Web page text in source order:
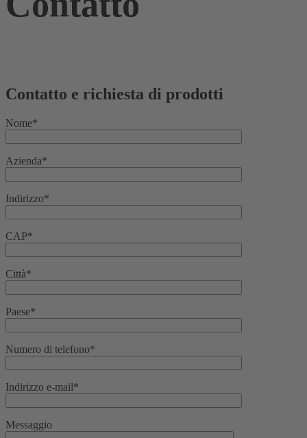
Contatto e richiesta di prodotti
Nome*
Azienda*
Indirizzo*
CAP*
Città*
Paese*
Numero di telefono*
Indirizzo e-mail*
Messaggio